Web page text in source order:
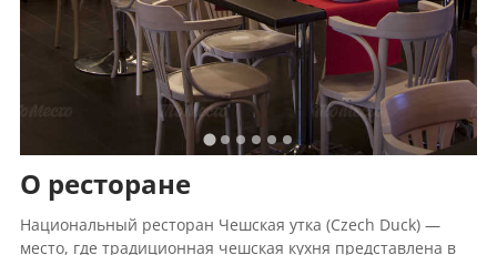
О ресторане
Национальный ресторан Чешская утка (Czech Duck) —
место, где традиционная чешская кухня представлена в